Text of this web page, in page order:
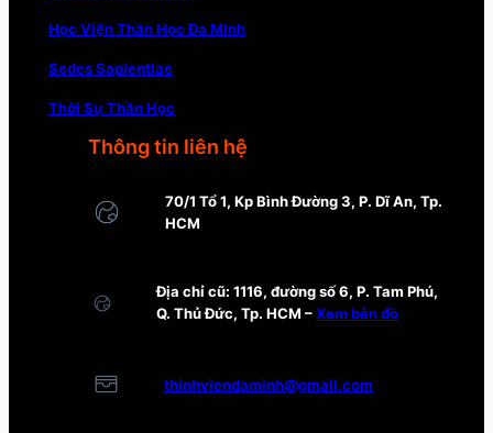
Học Viện Thần Học Đa Minh
Sedes Sapientiae
Thời Sự Thần Học
Thông tin liên hệ
70/1 Tổ 1, Kp Bình Đường 3, P. Dĩ An, Tp.
HCM
Địa chỉ cũ: 1116, đường số 6, P. Tam Phú,
Q. Thủ Đức, Tp. HCM –Xem bản đồ
thinhviendaminh@gmail.com